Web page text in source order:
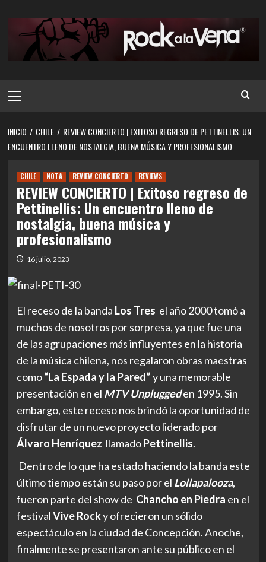
contenido
principal
INICIO CHILE
REVIEW CONCIERTO | EXITOSO REGRESO DE PETTINELLIS: UN
ENCUENTRO LLENO DE NOSTALGIA, BUENA MÚSICA Y PROFESIONALISMO
CHILE NOTA REVIEW CONCIERTO REVIEWS
REVIEW CONCIERTO | Exitoso regreso de
Pettinellis: Un encuentro lleno de
nostalgia, buena música y
profesionalismo
16 julio, 2023
El receso de la banda Los Tres el año 2000 tomó a
muchos de nosotros por sorpresa, ya que fue una
de las agrupaciones más influyentes en la historia
de la música chilena, nos regalaron obras maestras
como“La Espada y la Pared”y una memorable
presentación en el MTV Unpluggeden 1995. Sin
embargo, este receso nos brindó la oportunidad de
disfrutar de un nuevo proyecto liderado por
Álvaro Henríquez llamadoPettinellis.
Dentro de lo que ha estado haciendo la banda este
último tiempo están su paso por el Lollapalooza,
fueron parte del show de Chancho en Piedra en el
festivalVive Rocky ofrecieron un sólido
espectáculo en la ciudad de Concepción. Anoche,
finalmente se presentaron ante su público en el